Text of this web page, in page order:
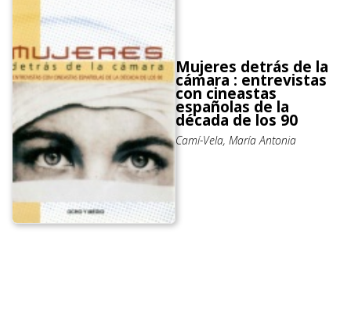
Mujeres detrás de la
cámara : entrevistas
con cineastas
españolas de la
década de los 90
Camí-Vela, María Antonia